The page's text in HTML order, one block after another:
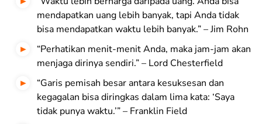
mendapatkan uang lebih banyak, tapi Anda tidak
bisa mendapatkan waktu lebih banyak.” – Jim Rohn
“Perhatikan menit-menit Anda, maka jam-jam akan
menjaga dirinya sendiri.” – Lord Chesterfield
“Garis pemisah besar antara kesuksesan dan
kegagalan bisa diringkas dalam lima kata: ‘Saya
tidak punya waktu.’” – Franklin Field